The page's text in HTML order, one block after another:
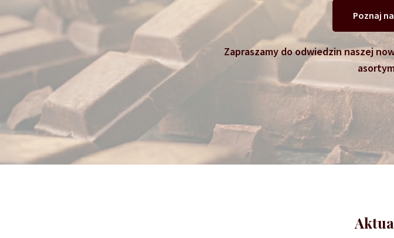
Poznaj
Zapraszamy do odwiedzin naszej